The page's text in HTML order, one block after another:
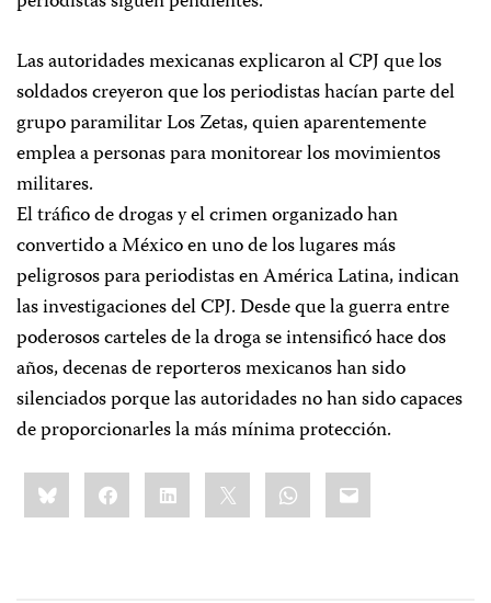
Las autoridades mexicanas explicaron al CPJ que los
soldados creyeron que los periodistas hacían parte del
grupo paramilitar Los Zetas, quien aparentemente
emplea a personas para monitorear los movimientos
militares.
El tráfico de drogas y el crimen organizado han
convertido a México en uno de los lugares más
peligrosos para periodistas en América Latina, indican
las investigaciones del CPJ. Desde que la guerra entre
poderosos carteles de la droga se intensificó hace dos
años, decenas de reporteros mexicanos han sido
silenciados porque las autoridades no han sido capaces
de proporcionarles la más mínima protección.
Share
this:BlueskyFacebookLinkedIn WhatsApp
Email